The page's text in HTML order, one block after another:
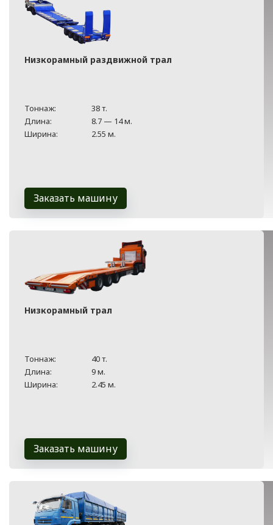
Низкорамный раздвижной трал
Тоннаж:
38 т.
Длина:
8.7 — 14 м.
Ширина:
2.55 м.
Заказать машину
Низкорамный трал
Тоннаж:
40 т.
Длина:
9 м.
Ширина:
2.45 м.
Заказать машину